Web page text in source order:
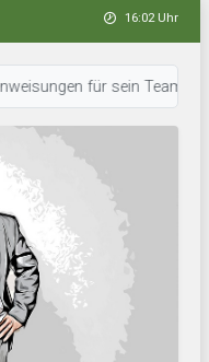
16:02 Uhr
für sein Team durch.